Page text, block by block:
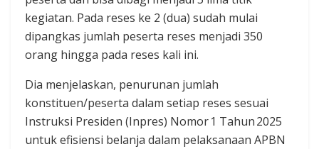
kegiatan. Pada reses ke 2 (dua) sudah mulai
dipangkas jumlah peserta reses menjadi 350
orang hingga pada reses kali ini.
Dia menjelaskan, penurunan jumlah
konstituen/peserta dalam setiap reses sesuai
Instruksi Presiden (Inpres) Nomor 1 Tahun 2025
untuk efisiensi belanja dalam pelaksanaan APBN